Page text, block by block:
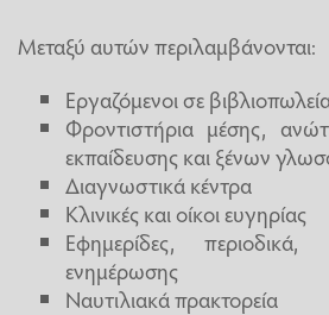
Μεταξύ αυτών περιλαμβάνονται:
Εργαζόμενοι σε
Φροντιστήρια μέσης,
εκπαίδευσης και ξένων
Διαγνωστικά κέντρα
Κλινικές και οίκοι ευγηρίας
Εφημερίδες, περιοδικά,
ενημέρωσης
Ναυτιλιακά πρακτορεία